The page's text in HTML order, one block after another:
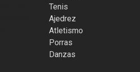
Tenis
Ajedrez
Atletismo
Porras
Danzas